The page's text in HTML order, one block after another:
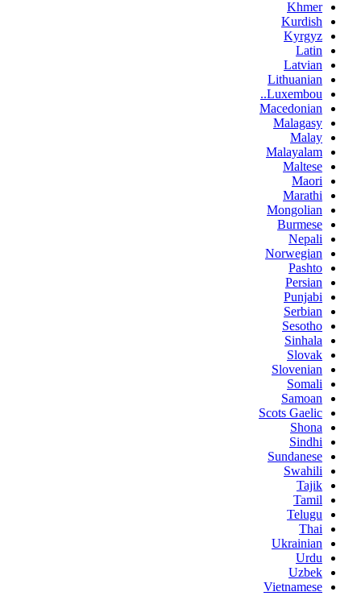
Khmer
Kurdish
Kyrgyz
Latin
Latvian
Lithuanian
Luxembou..
Macedonian
Malagasy
Malay
Malayalam
Maltese
Maori
Marathi
Mongolian
Burmese
Nepali
Norwegian
Pashto
Persian
Punjabi
Serbian
Sesotho
Sinhala
Slovak
Slovenian
Somali
Samoan
Scots Gaelic
Shona
Sindhi
Sundanese
Swahili
Tajik
Tamil
Telugu
Thai
Ukrainian
Urdu
Uzbek
Vietnamese